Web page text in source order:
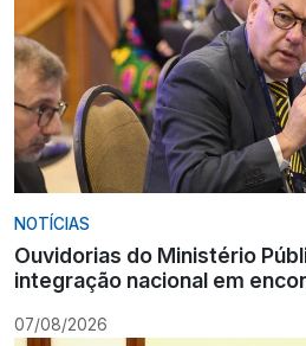
NOTÍCIAS
Ouvidorias do Ministério
integração nacional em
07/08/2026